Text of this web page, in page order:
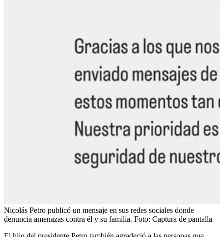
Nicolás Petro publicó un mensaje en sus redes sociales donde
denuncia amenazas contra él y su familia. Foto: Captura de pantalla